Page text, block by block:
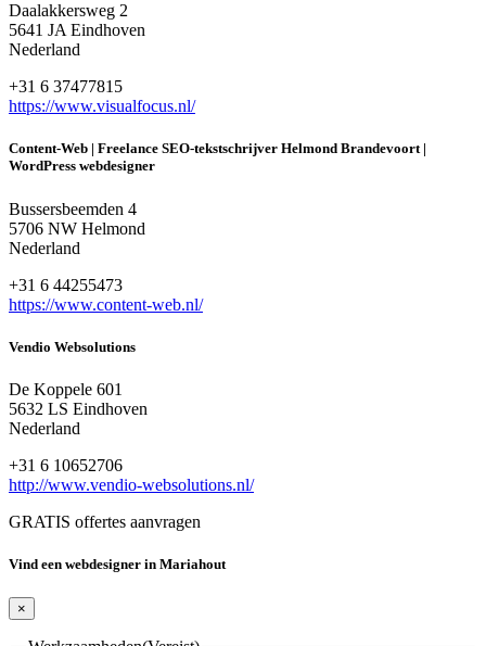
Daalakkersweg 2
5641 JA Eindhoven
Nederland
+31 6 37477815
https://www.visualfocus.nl/
Content-Web | Freelance SEO-tekstschrijver Helmond Brandevoort |
WordPress webdesigner
Bussersbeemden 4
5706 NW Helmond
Nederland
+31 6 44255473
https://www.content-web.nl/
Vendio Websolutions
De Koppele 601
5632 LS Eindhoven
Nederland
+31 6 10652706
http://www.vendio-websolutions.nl/
GRATIS offertes aanvragen
Vind een webdesigner in Mariahout
×